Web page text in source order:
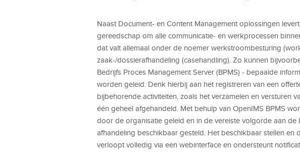
Naast Document- en Content Management oplossingen
gereedschap om alle communicatie- en werkprocessen
dat valt allemaal onder de noemer werkstroombesturing
zaak-/dossierafhandeling (casehandling). Zo kunnen
Bedrijfs Proces Management Server (BPMS) - bepaalde
worden geleid. Denk hierbij aan het registreren van een
bijbehorende activiteiten, zoals het verzamelen en versturen
één geheel afgehandeld. Met behulp van OpenIMS BPMS
door de organisatie geleid en in de vereiste volgorde aan de
afhandeling beschikbaar gesteld. Het beschikbaar stellen en
verloopt volledig via een webinterface en ondersteunt